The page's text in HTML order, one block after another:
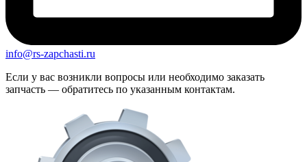
info@rs-zapchasti.ru
Если у вас возникли вопросы или необходимо заказать
запчасть — обратитесь по указанным контактам.